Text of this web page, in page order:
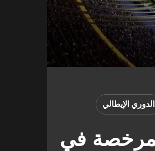
المرخصة في
الدوري الإيطالي